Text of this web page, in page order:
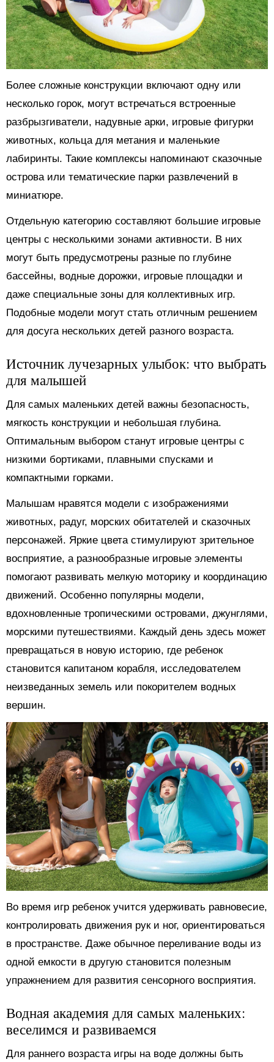
Более сложные конструкции включают одну или
несколько горок, могут встречаться встроенные
разбрызгиватели, надувные арки, игровые фигурки
животных, кольца для метания и маленькие
лабиринты. Такие комплексы напоминают сказочные
острова или тематические парки развлечений в
миниатюре.
Отдельную категорию составляют большие игровые
центры с несколькими зонами активности. В них
могут быть предусмотрены разные по глубине
бассейны, водные дорожки, игровые площадки и
даже специальные зоны для коллективных игр.
Подобные модели могут стать отличным решением
для досуга нескольких детей разного возраста.
Источник лучезарных улыбок: что выбрать
для малышей
Для самых маленьких детей важны безопасность,
мягкость конструкции и небольшая глубина.
Оптимальным выбором станут игровые центры с
низкими бортиками, плавными спусками и
компактными горками.
Малышам нравятся модели с изображениями
животных, радуг, морских обитателей и сказочных
персонажей. Яркие цвета стимулируют зрительное
восприятие, а разнообразные игровые элементы
помогают развивать мелкую моторику и координацию
движений. Особенно популярны модели,
вдохновленные тропическими островами, джунглями,
морскими путешествиями. Каждый день здесь может
превращаться в новую историю, где ребенок
становится капитаном корабля, исследователем
неизведанных земель или покорителем водных
вершин.
Во время игр ребенок учится удерживать равновесие,
контролировать движения рук и ног, ориентироваться
в пространстве. Даже обычное переливание воды из
одной емкости в другую становится полезным
упражнением для развития сенсорного восприятия.
Водная академия для самых маленьких:
веселимся и развиваемся
Для раннего возраста игры на воде должны быть